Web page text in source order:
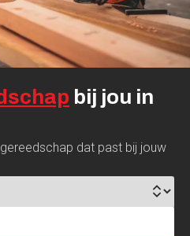
bij jou in
dat past bij jouw